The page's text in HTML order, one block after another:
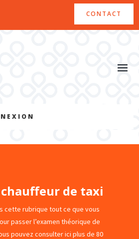
CONTACT
de taxi
cette rubrique tout ce que vous
passer l’examen théorique de
pouvez consulter ici plus de 80